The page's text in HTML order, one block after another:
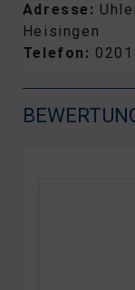
Adresse:
Heisingen
Telefon: